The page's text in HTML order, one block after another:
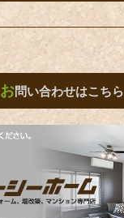
お問い合わせはこちら